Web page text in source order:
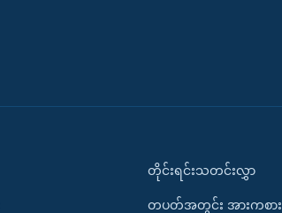
တိုင်းရင်းသတင်းလွှာ
တပတ်အတွင်း အားကစား